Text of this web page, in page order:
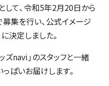
て、令和5年2月20日から
集を行い、公式イメージ
決定しました。
ズnavi」のスタッフと一緒
ぱいお届けします。